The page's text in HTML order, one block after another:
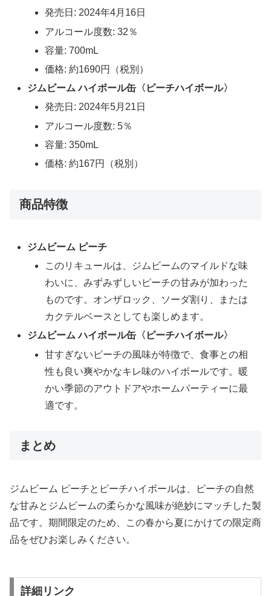
発売日: 2024年4月16日
アルコール度数: 32％
容量: 700mL
価格: 約1690円（税別）
ジムビーム ハイボール缶〈ピーチハイボール〉
発売日: 2024年5月21日
アルコール度数: 5％
容量: 350mL
価格: 約167円（税別）
商品特徴
ジムビーム ピーチ
このリキュールは、ジムビームのマイルドな味
わいに、みずみずしいピーチの甘みが加わった
ものです。オンザロック、ソーダ割り、または
カクテルベースとしても楽しめます。
ジムビーム ハイボール缶〈ピーチハイボール〉
甘すぎないピーチの風味が特徴で、食事との相
性も良い爽やかなキレ味のハイボールです。暖
かい季節のアウトドアやホームパーティーに最
適です。
まとめ
ジムビーム ピーチとピーチハイボールは、ピーチの自然
な甘みとジムビームの柔らかな風味が絶妙にマッチした製
品です。期間限定のため、この春から夏にかけての限定商
品をぜひお楽しみください。
詳細リンク